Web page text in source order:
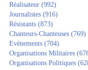
Réalisateur (992)
Journalistes (916)
Résistants (873)
Chanteurs-Chanteuses (769)
Evènements (704)
Organisations Militaires
Organisations Politiques